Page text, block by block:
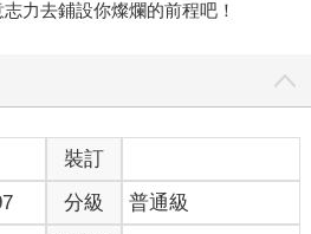
力去鋪設你燦爛的前程吧！
裝訂
分級 普通級